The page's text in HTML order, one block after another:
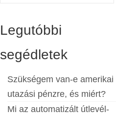
Legutóbbi
segédletek
Szükségem van-e amerikai
utazási pénzre, és miért?
Mi az automatizált útlevél-